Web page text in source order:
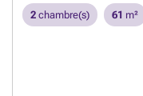
2 chambre(s) 61 m²